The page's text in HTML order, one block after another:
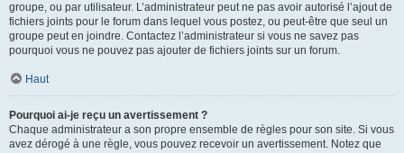
groupe, ou par utilisateur. L’administrateur peut ne pas avoir autorisé l’ajout de
fichiers joints pour le forum dans lequel vous postez, ou peut-être que seul un
groupe peut en joindre. Contactez l’administrateur si vous ne savez pas
pourquoi vous ne pouvez pas ajouter de fichiers joints sur un forum.
Haut
Pourquoi ai-je reçu un avertissement ?
Chaque administrateur a son propre ensemble de règles pour son site. Si vous
avez dérogé à une règle, vous pouvez recevoir un avertissement. Notez que